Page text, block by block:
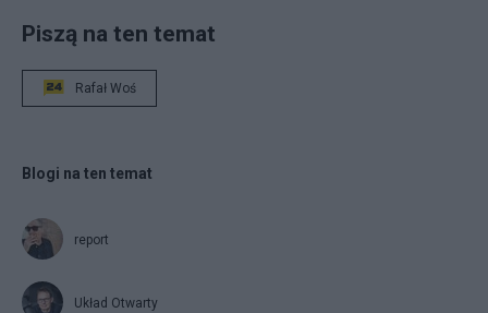
Piszą na ten temat
Rafał Woś
Blogi na ten temat
report
Układ Otwarty